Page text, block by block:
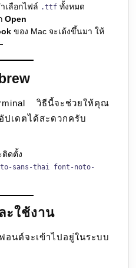
เลือกไฟล์ .ttf ทั้งหมด
Open
ของ Mac จะเด้งขึ้นมา ให้
วิธีนี้จะช่วยให้คุณ
ปเดตได้สะดวกครับ
ติดตั้ง
sans-thai font-noto-
ะใช้งาน
อนต์จะเข้าไปอยู่ในระบบ